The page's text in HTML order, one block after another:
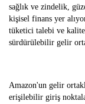
sağlık ve zindelik,
kişisel finans yer
tüketici talebi ve
sürdürülebilir gelir
Amazon'un gelir
erişilebilir giriş